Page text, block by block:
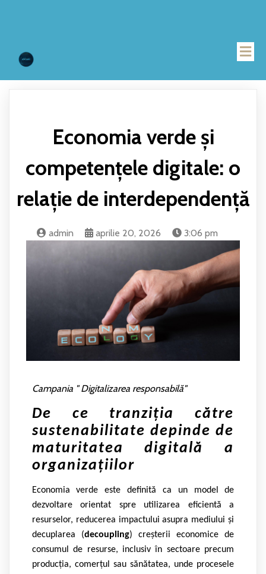
Economia verde și
competențele digitale: o
relație de interdependență
admin aprilie 20, 2026 3:06 pm
Campania " Digitalizarea responsabilă"
De ce tranziția către
sustenabilitate depinde de
maturitatea digitală a
organizațiilor
Economia verde este definită ca un model de
dezvoltare orientat spre utilizarea eficientă a
resurselor, reducerea impactului asupra mediului și
decuplarea (decoupling) creșterii economice de
consumul de resurse, inclusiv în sectoare precum
producția, comerțul sau sănătatea, unde procesele